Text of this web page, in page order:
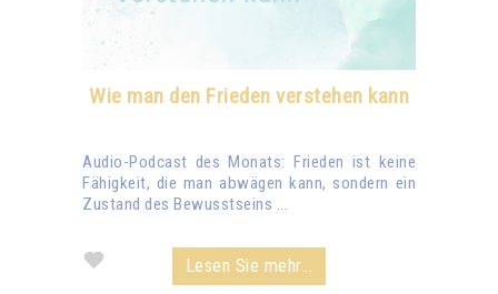
Wie man den Frieden verstehen kann
Audio-Podcast des Monats: Frieden ist keine
Fähigkeit, die man abwägen kann, sondern ein
Zustand des Bewusstseins ...
Lesen Sie mehr...